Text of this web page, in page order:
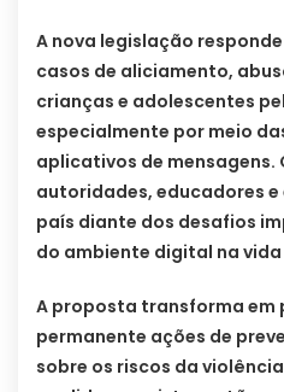
A nova legislação
casos de aliciamento,
crianças e adolescentes
especialmente por meio
aplicativos de
autoridades, educadores
país diante dos desafios
do ambiente digital na
A proposta transforma em
permanente ações de
sobre os riscos da